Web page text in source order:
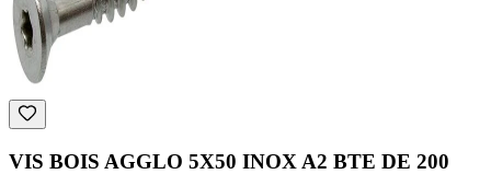
VIS BOIS AGGLO 5X50 INOX A2 BTE DE 200